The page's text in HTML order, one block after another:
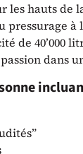
les hauts de
pressurage
de 40’000
dans